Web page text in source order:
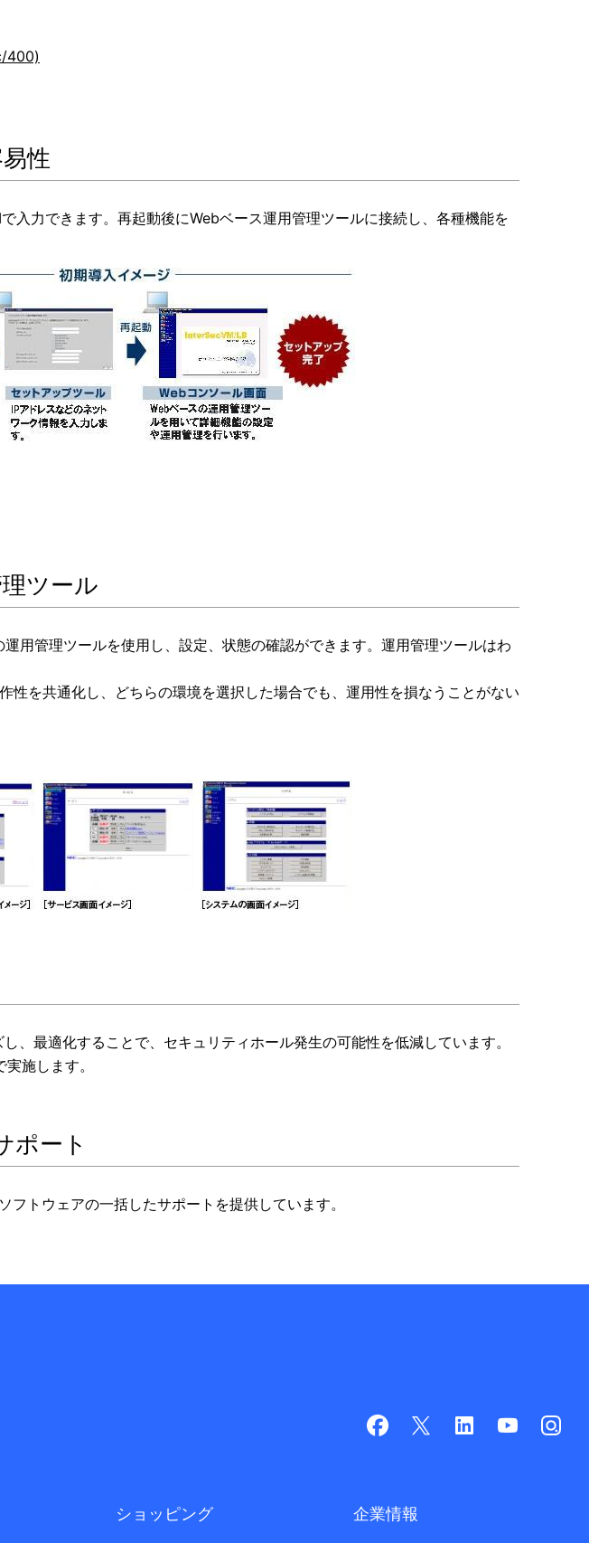
400)
性
入力できます。再起動後にWebベース運用管理ツールに接続し、各種機能を
ツール
用管理ツールを使用し、設定、状態の確認ができます。運用管理ツールはわ
性を共通化し、どちらの環境を選択した場合でも、運用性を損なうことがない
、最適化することで、セキュリティホール発生の可能性を低減しています。
施します。
ポート
トウェアの一括したサポートを提供しています。
ショッピング 企業情報